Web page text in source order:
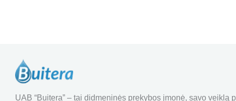
UAB “Buitera” – tai didmeninės prekybos įmonė, savo veiklą